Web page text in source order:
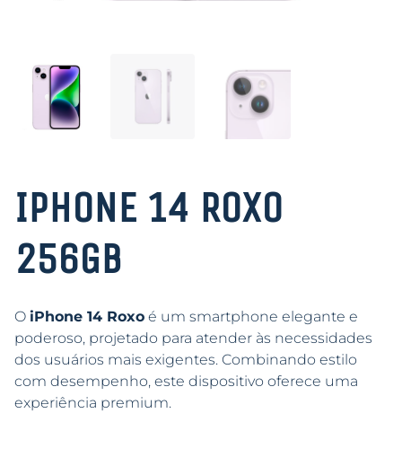
IPHONE 14 ROXO
256GB
O iPhone 14 Roxo é um smartphone elegante e
poderoso, projetado para atender às necessidades
dos usuários mais exigentes. Combinando estilo
com desempenho, este dispositivo oferece uma
experiência premium.